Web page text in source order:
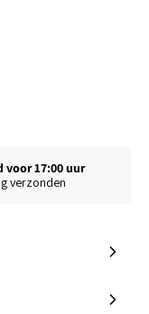
voor 17:00 uur
verzonden